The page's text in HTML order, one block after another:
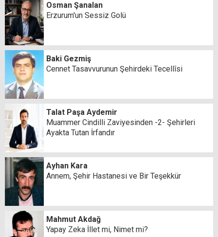
Osman Şanalan
Erzurum'un Sessiz Golü
Baki Gezmiş
Cennet Tasavvurunun Şehirdeki Tecellîsi
Talat Paşa Aydemir
Muammer Cindilli Zaviyesinden -2- Şehirleri
Ayakta Tutan İrfandır
Ayhan Kara
Annem, Şehir Hastanesi ve Bir Teşekkür
Mahmut Akdağ
Yapay Zeka İllet mi, Nimet mi?